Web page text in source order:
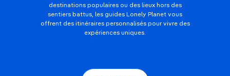
destinations populaires ou des lieux hors des
sentiers battus, les guides Lonely Planet vous
offrent des itinéraires personnalisés pour vivre des
expériences uniques.